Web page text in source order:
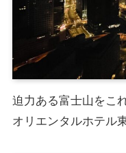
迫力ある富士山をこ
オリエンタルホテル